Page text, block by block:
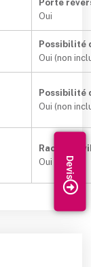
Porte
Oui
Possibilité
Oui (non
Possibilité
Oui (non
Rack
Oui